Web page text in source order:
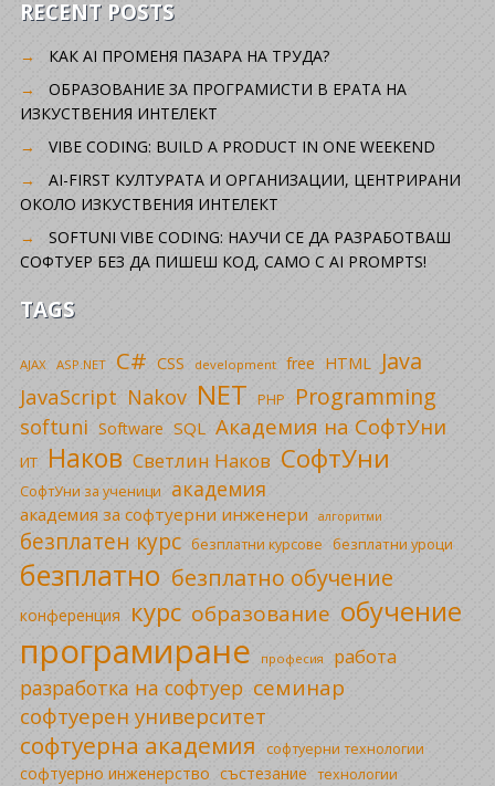
RECENT POSTS
КАК AI ПРОМЕНЯ ПАЗАРА НА ТРУДА?
ОБРАЗОВАНИЕ ЗА ПРОГРАМИСТИ В ЕРАТА НА
ИЗКУСТВЕНИЯ ИНТЕЛЕКТ
VIBE CODING: BUILD A PRODUCT IN ONE WEEKEND
AI-FIRST КУЛТУРАТА И ОРГАНИЗАЦИИ, ЦЕНТРИРАНИ
ОКОЛО ИЗКУСТВЕНИЯ ИНТЕЛЕКТ
SOFTUNI VIBE CODING: НАУЧИ СЕ ДА РАЗРАБОТВАШ
СОФТУЕР БЕЗ ДА ПИШЕШ КОД, САМО С AI PROMPTS!
TAGS
AJAX ASP.NET C# CSS development free HTML Java
JavaScript Nakov NET PHP Programming
softuni Software SQL Академия на СофтУни
ИТ Наков Светлин Наков СофтУни
СофтУни за ученици академия
академия за софтуерни инженери алгоритми
безплатен курс безплатни курсове безплатни уроци
безплатно безплатно обучение
конференция курс образование обучение
програмиране професия работа
разработка на софтуер семинар
софтуерен университет
софтуерна академия софтуерни технологии
софтуерно инженерство състезание технологии